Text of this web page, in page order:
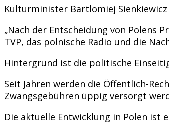
Kulturminister Bartlomiej
„Nach der Entscheidung von Polens
TVP, das polnische Radio und die
Hintergrund ist die politische
Seit Jahren werden die Öffentlich-
Zwangsgebühren üppig versorgt
Die aktuelle Entwicklung in Polen ist